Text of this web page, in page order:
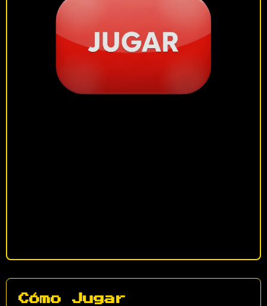
Cómo Jugar